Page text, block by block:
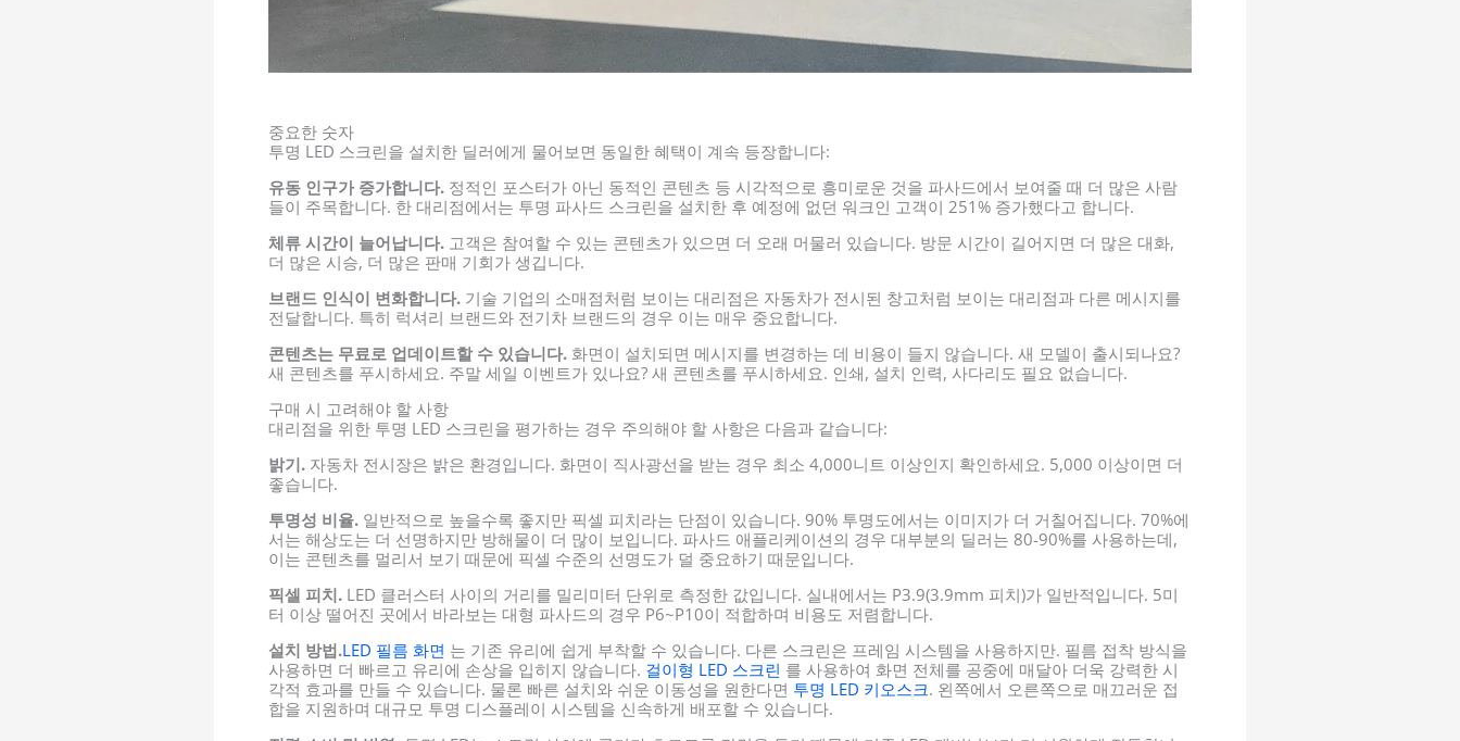
중요한 숫자
투명 LED 스크린을 설치한 딜러에게 물어보면 동일한 혜택이 계속 등장합니다:
유동 인구가 증가합니다. 정적인 포스터가 아닌 동적인 콘텐츠 등 시각적으로 흥미로운 것을 파사드에서 보여줄 때 더 많은 사람
들이 주목합니다. 한 대리점에서는 투명 파사드 스크린을 설치한 후 예정에 없던 워크인 고객이 251% 증가했다고 합니다.
체류 시간이 늘어납니다. 고객은 참여할 수 있는 콘텐츠가 있으면 더 오래 머물러 있습니다. 방문 시간이 길어지면 더 많은 대화,
더 많은 시승, 더 많은 판매 기회가 생깁니다.
브랜드 인식이 변화합니다. 기술 기업의 소매점처럼 보이는 대리점은 자동차가 전시된 창고처럼 보이는 대리점과 다른 메시지를
전달합니다. 특히 럭셔리 브랜드와 전기차 브랜드의 경우 이는 매우 중요합니다.
콘텐츠는 무료로 업데이트할 수 있습니다. 화면이 설치되면 메시지를 변경하는 데 비용이 들지 않습니다. 새 모델이 출시되나요?
새 콘텐츠를 푸시하세요. 주말 세일 이벤트가 있나요? 새 콘텐츠를 푸시하세요. 인쇄, 설치 인력, 사다리도 필요 없습니다.
구매 시 고려해야 할 사항
대리점을 위한 투명 LED 스크린을 평가하는 경우 주의해야 할 사항은 다음과 같습니다:
밝기. 자동차 전시장은 밝은 환경입니다. 화면이 직사광선을 받는 경우 최소 4,000니트 이상인지 확인하세요. 5,000 이상이면 더
좋습니다.
투명성 비율. 일반적으로 높을수록 좋지만 픽셀 피치라는 단점이 있습니다. 90% 투명도에서는 이미지가 더 거칠어집니다. 70%에
서는 해상도는 더 선명하지만 방해물이 더 많이 보입니다. 파사드 애플리케이션의 경우 대부분의 딜러는 80-90%를 사용하는데,
이는 콘텐츠를 멀리서 보기 때문에 픽셀 수준의 선명도가 덜 중요하기 때문입니다.
픽셀 피치. LED 클러스터 사이의 거리를 밀리미터 단위로 측정한 값입니다. 실내에서는 P3.9(3.9mm 피치)가 일반적입니다. 5미
터 이상 떨어진 곳에서 바라보는 대형 파사드의 경우 P6~P10이 적합하며 비용도 저렴합니다.
설치 방법.LED 필름 화면 는 기존 유리에 쉽게 부착할 수 있습니다. 다른 스크린은 프레임 시스템을 사용하지만. 필름 접착 방식을
사용하면 더 빠르고 유리에 손상을 입히지 않습니다. 걸이형 LED 스크린 를 사용하여 화면 전체를 공중에 매달아 더욱 강력한 시
각적 효과를 만들 수 있습니다. 물론 빠른 설치와 쉬운 이동성을 원한다면 투명 LED 키오스크. 왼쪽에서 오른쪽으로 매끄러운 접
합을 지원하며 대규모 투명 디스플레이 시스템을 신속하게 배포할 수 있습니다.